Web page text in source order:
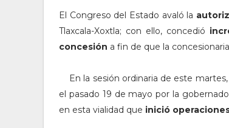
El Congreso del Estado avaló la
Tlaxcala-Xoxtla; con ello, concedió
concesión a fin de que la
En la sesión ordinaria de este
el pasado 19 de mayo por la
en esta vialidad que inició